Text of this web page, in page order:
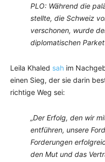
PLO: Während die
stellte, die Schweiz
verschonen, wurde
diplomatischen
Leila Khaled sah im
einen Sieg, der sie darin
richtige Weg sei:
„Der Erfolg, den wir
entführen, unsere
Forderungen
den Mut und das